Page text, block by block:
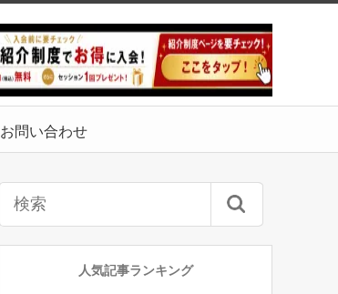
お問い合わせ
人気記事ランキング